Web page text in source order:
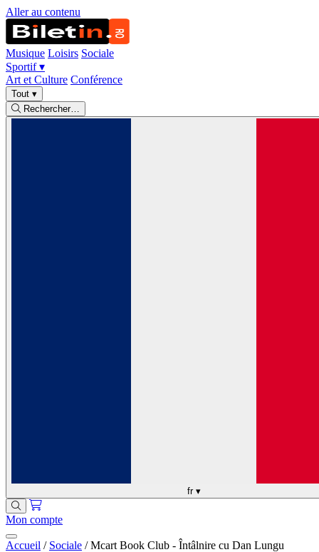
Aller au contenu
Musique Loisirs Sociale
Sportif▾
Art et Culture Conférence
Tout ▾
Rechercher…
fr ▾
Mon compte
Accueil / Sociale / Mcart Book Club - Întâlnire cu Dan Lungu